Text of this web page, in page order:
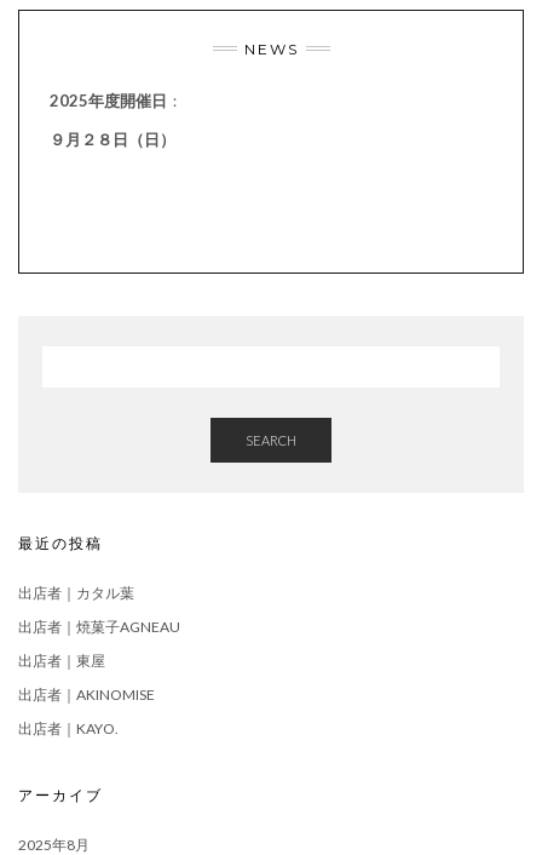
NEWS
2025年度開催日 ：
９月２８日（日）
SEARCH
最近の投稿
出店者｜カタル葉
出店者｜焼菓子AGNEAU
出店者｜東屋
出店者｜AKINOMISE
出店者｜KAYO.
アーカイブ
2025年8月